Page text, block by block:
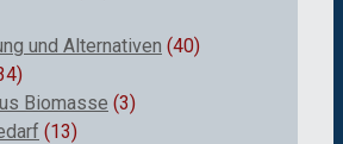
und Alternativen (40)
Biomasse (3)
(13)